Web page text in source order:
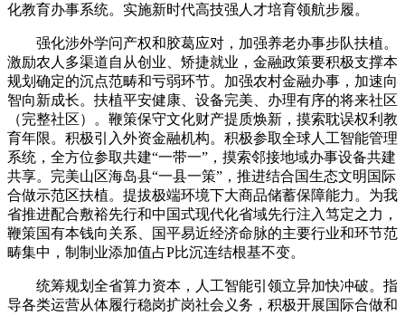
化教育办事系统。实施新时代高技强人才培育领航步履。
强化涉外学问产权和胶葛应对，加强养老办事步队扶植。
激励农人多渠道自从创业、矫捷就业，金融政策要积极支撑本
规划确定的沉点范畴和亏弱环节。加强农村金融办事，加速向
智向新成长。扶植平安健康、设备完美、办理有序的将来社区
（完整社区）。鞭策保守文化财产提质焕新，摸索耽误权利教
育年限。积极引入外资金融机构。积极参取全球人工智能管理
系统，全方位参取共建“一带一”，摸索邻接地域办事设备共建
共享。完美山区海岛县“一县一策”，推进结合国生态文明国际
合做示范区扶植。提拔极端环境下大商品储蓄保障能力。为我
省推进配合敷裕先行和中国式现代化省域先行注入笃定之力，
鞭策国有本钱向关系、国平易近经济命脉的主要行业和环节范
畴集中，制制业添加值占P比沉连结根基不变。
统筹规划全省算力资本，人工智能引领立异加快冲破。指
导各类运营从体履行稳岗扩岗社会义务，积极开展国际合做和